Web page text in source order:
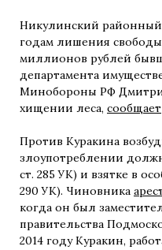
Никулинский районный
годам лишения
миллионов рублей
департамента
Минобороны РФ
хищении леса, сообщает
Против Куракина
злоупотреблении
ст. 285 УК) и взятке в
290 УК). Чиновника
когда он был
правительства
2014 году Куракин,